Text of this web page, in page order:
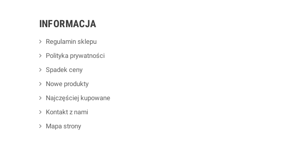
INFORMACJA
Regulamin sklepu
Polityka prywatności
Spadek ceny
Nowe produkty
Najczęściej kupowane
Kontakt z nami
Mapa strony